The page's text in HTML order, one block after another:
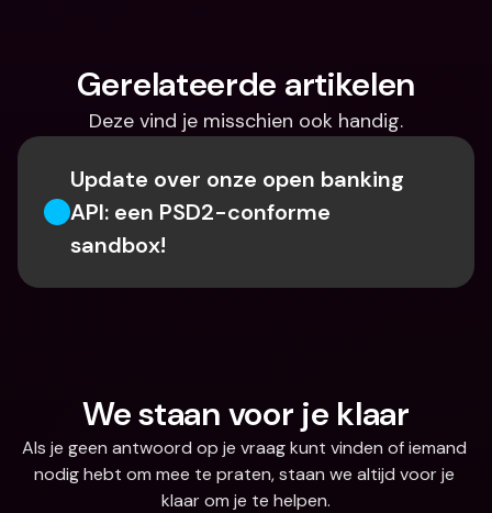
Gerelateerde artikelen
Deze vind je misschien ook handig.
Update over onze open banking
API: een PSD2-conforme
sandbox!
We staan voor je klaar
Als je geen antwoord op je vraag kunt vinden of iemand
nodig hebt om mee te praten, staan we altijd voor je
klaar om je te helpen.